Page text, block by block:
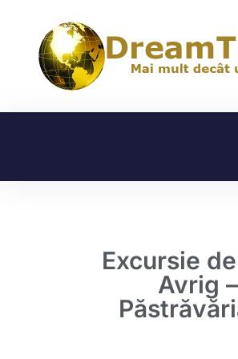
Excursie
Avrig